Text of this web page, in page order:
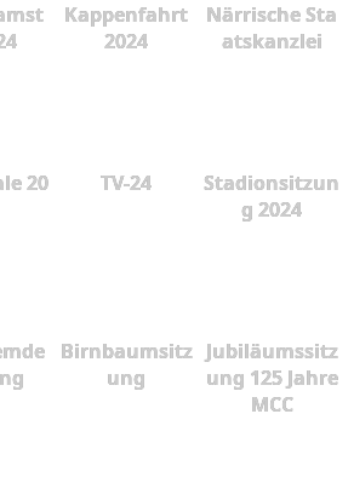
Kappenfahrt
2024
Närrische Sta
atskanzlei
20
TV-24
Stadionsitzun
g 2024
Birnbaumsitz
ung
Jubiläumssitz
ung 125 Jahre
MCC